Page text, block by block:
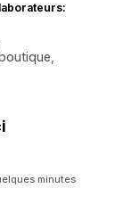
minutes